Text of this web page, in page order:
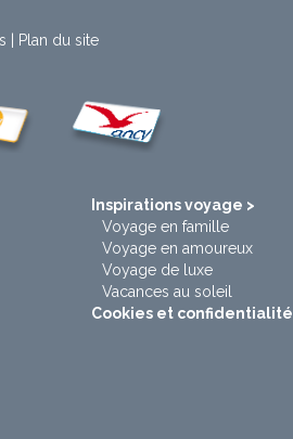
| Plan du site
Inspirations voyage >
Voyage en famille
Voyage en amoureux
Voyage de luxe
Vacances au soleil
Cookies et confidentialité